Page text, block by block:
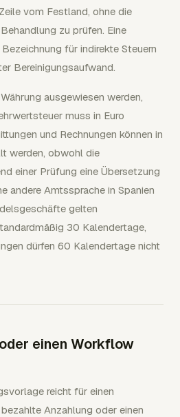
vom Festland, ohne die
zu prüfen. Eine
für indirekte Steuern
Bereinigungsaufwand.
ausgewiesen werden,
muss in Euro
und Rechnungen können in
werden, obwohl die
einer Prüfung eine Übersetzung
andere Amtssprache in Spanien
gelten
30 Kalendertage,
dürfen 60 Kalendertage nicht
einen Workflow
reicht für einen
Anzahlung oder einen